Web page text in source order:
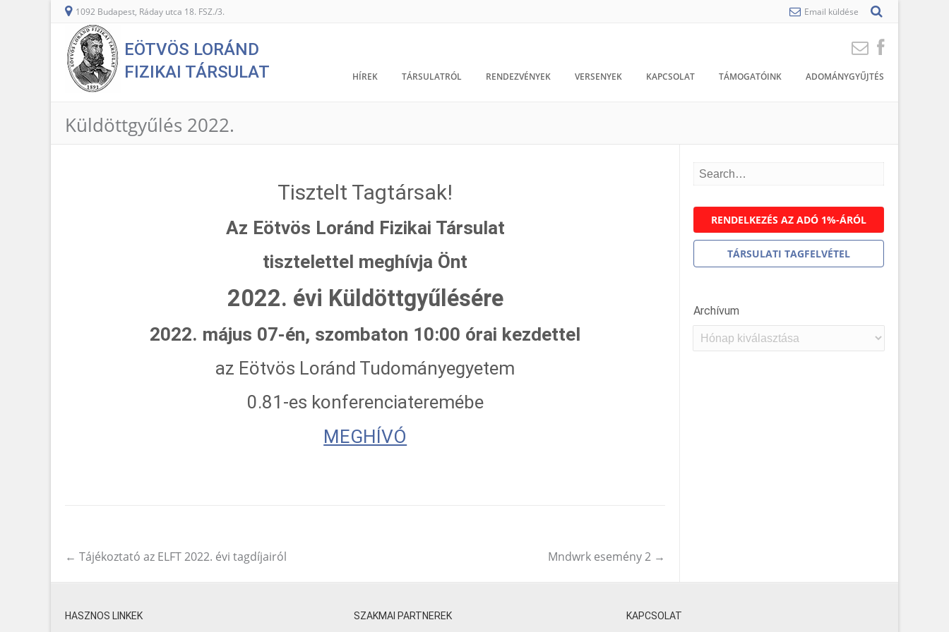
1092 Budapest, Ráday utca 18. FSZ./3. Email küldése
EÖTVÖS LORÁND
FIZIKAI TÁRSULAT
HÍREK TÁRSULATRÓL RENDEZVÉNYEK VERSENYEK KAPCSOLAT TÁMOGATÓINK ADOMÁNYGYŰJTÉS
Küldöttgyűlés 2022.
Tisztelt Tagtársak!
Az Eötvös Loránd Fizikai Társulat
tisztelettel meghívja Önt
2022. évi Küldöttgyűlésére
2022. május 07-én, szombaton 10:00 órai kezdettel
az Eötvös Loránd Tudományegyetem
0.81-es konferenciateremébe
MEGHÍVÓ
Post navigation
← Tájékoztató az ELFT 2022. évi tagdíjairól Mndwrk esemény 2 →
RENDELKEZÉS AZ ADÓ 1%-ÁRÓL
TÁRSULATI TAGFELVÉTEL
Archívum
Archívum
HASZNOS LINKEK SZAKMAI PARTNEREK KAPCSOLAT